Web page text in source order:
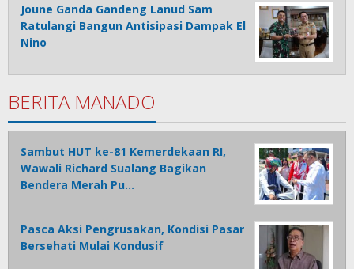
Joune Ganda Gandeng Lanud Sam
Ratulangi Bangun Antisipasi Dampak El
Nino
BERITA MANADO
Sambut HUT ke-81 Kemerdekaan RI,
Wawali Richard Sualang Bagikan
Bendera Merah Pu…
Pasca Aksi Pengrusakan, Kondisi Pasar
Bersehati Mulai Kondusif